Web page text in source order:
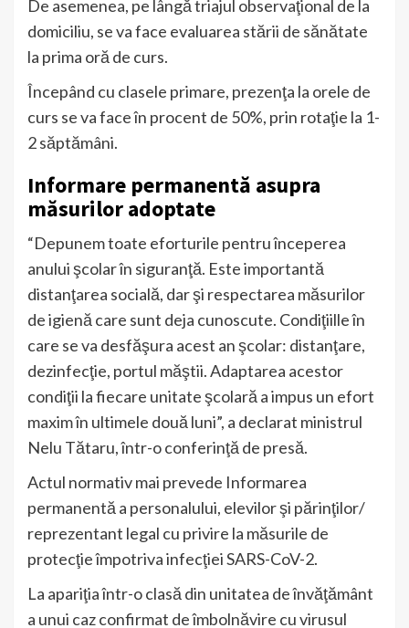
De asemenea, pe lângă triajul observaţional de la
domiciliu, se va face evaluarea stării de sănătate
la prima oră de curs.
Începând cu clasele primare, prezenţa la orele de
curs se va face în procent de 50%, prin rotaţie la 1-
2 săptămâni.
Informare permanentă asupra
măsurilor adoptate
“Depunem toate eforturile pentru începerea
anului şcolar în siguranţă. Este importantă
distanţarea socială, dar şi respectarea măsurilor
de igienă care sunt deja cunoscute. Condiţiille în
care se va desfăşura acest an şcolar: distanţare,
dezinfecţie, portul măştii. Adaptarea acestor
condiţii la fiecare unitate şcolară a impus un efort
maxim în ultimele două luni”, a declarat ministrul
Nelu Tătaru, într-o conferinţă de presă.
Actul normativ mai prevede Informarea
permanentă a personalului, elevilor şi părinţilor/
reprezentant legal cu privire la măsurile de
protecţie împotriva infecţiei SARS-CoV-2.
La apariţia într-o clasă din unitatea de învăţământ
a unui caz confirmat de îmbolnăvire cu virusul